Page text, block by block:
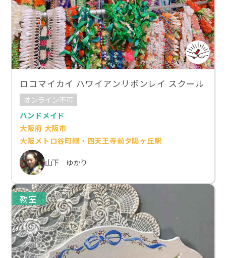
ロコマイカイ ハワイアンリボンレイ スクール
オンライン不可
ハンドメイド
大阪府 大阪市
大阪メトロ谷町線・四天王寺前夕陽ヶ丘駅
山下 ゆかり
教室